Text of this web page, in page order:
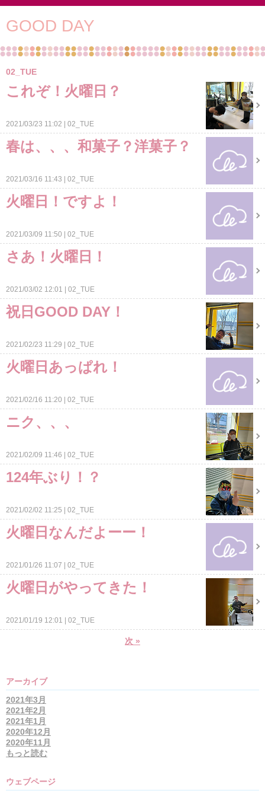
GOOD DAY
02_TUE
これぞ！火曜日？
2021/03/23 11:02 02_TUE
春は、、、和菓子？洋菓子？
2021/03/16 11:43 02_TUE
火曜日！ですよ！
2021/03/09 11:50 02_TUE
さあ！火曜日！
2021/03/02 12:01 02_TUE
祝日GOOD DAY！
2021/02/23 11:29 02_TUE
火曜日あっぱれ！
2021/02/16 11:20 02_TUE
ニク、、、
2021/02/09 11:46 02_TUE
124年ぶり！？
2021/02/02 11:25 02_TUE
火曜日なんだよーー！
2021/01/26 11:07 02_TUE
火曜日がやってきた！
2021/01/19 12:01 02_TUE
次 »
アーカイブ
2021年3月
2021年2月
2021年1月
2020年12月
2020年11月
もっと読む
ウェブページ